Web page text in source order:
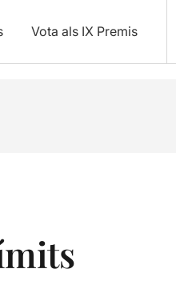
Vota als IX Premis